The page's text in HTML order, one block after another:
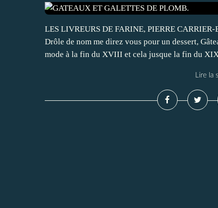
LES LIVREURS DE FARINE, PIERRE
Drôle de nom me direz vous pour un dessert,
mode à la fin du XVIII et cela jusque la fin du
Lire la